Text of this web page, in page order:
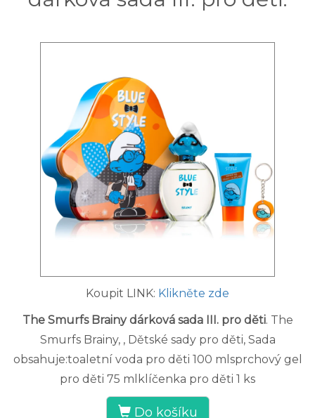
Koupit LINK: Klikněte zde
The Smurfs Brainy dárková sada III. pro děti. The
Smurfs Brainy, , Dětské sady pro děti, Sada
obsahuje:toaletní voda pro děti 100 mlsprchový gel
pro děti 75 mlklíčenka pro děti 1 ks
Do košíku